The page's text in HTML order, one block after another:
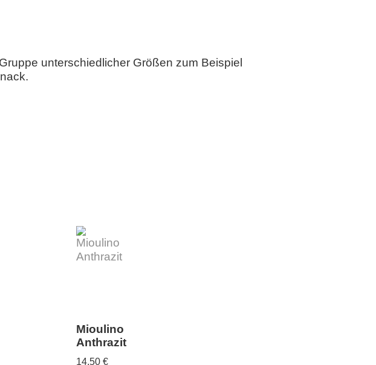
unterschiedlicher Größen zum Beispiel
Mioulino
Anthrazit
14,50 €